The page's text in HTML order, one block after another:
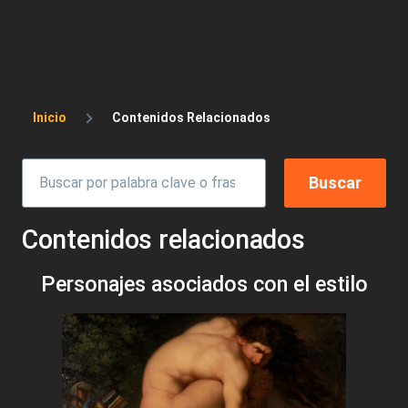
Sobrescribir enlaces de ayuda a la
Inicio Contenidos Relacionados
Contenidos relacionados
Personajes asociados con el estilo